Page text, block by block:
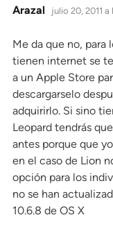
Arazal dice:
julio 20, 2011
Me da que no, para
tienen internet se
a un Apple Store
descargarselo
adquirirlo. Si sino
Leopard tendrás
antes porque que
en el caso de Lion
opción para los
no se han
10.6.8 de OS X